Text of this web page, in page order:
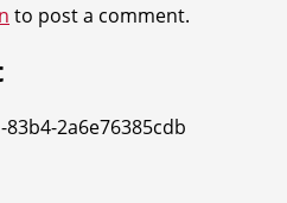
to post a comment.